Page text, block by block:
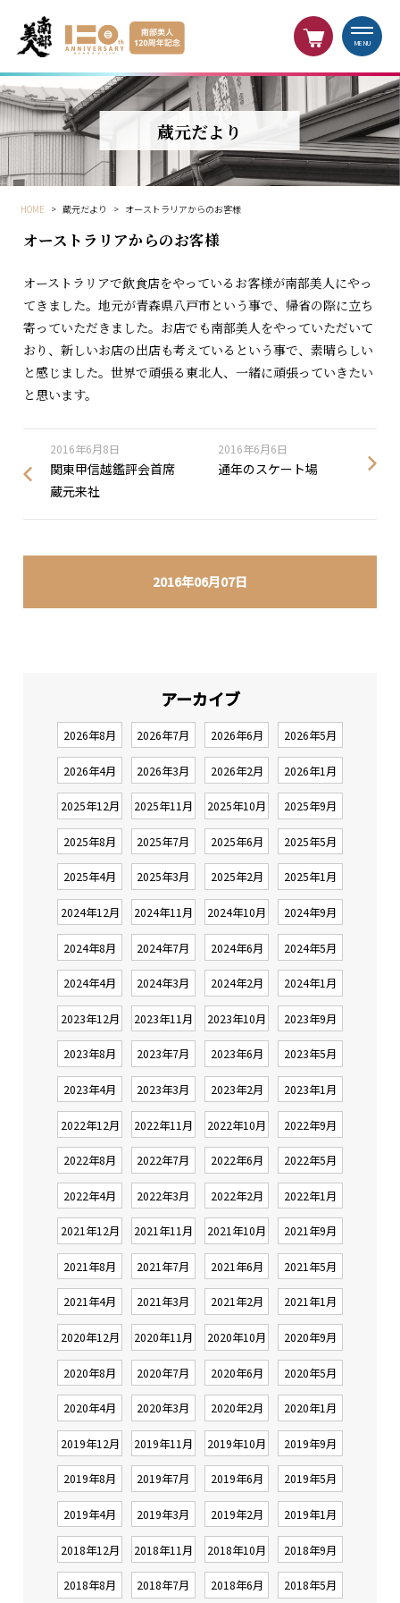
MENU
蔵元だより
HOME > 蔵元だより > オーストラリアからのお客様
2016年06月07日
オーストラリアからのお客様
オーストラリアで飲食店をやっているお客様が南部美人にやっ
てきました。地元が青森県八戸市という事で、帰省の際に立ち
寄っていただきました。お店でも南部美人をやっていただいて
おり、新しいお店の出店も考えているという事で、素晴らしい
と感じました。世界で頑張る東北人、一緒に頑張っていきたい
と思います。
2016年6月8日
関東甲信越鑑評会首席
蔵元来社
2016年6月6日
通年のスケート場
アーカイブ
2026年8月 2026年7月 2026年6月 2026年5月
2026年4月 2026年3月 2026年2月 2026年1月
2025年12月 2025年11月 2025年10月 2025年9月
2025年8月 2025年7月 2025年6月 2025年5月
2025年4月 2025年3月 2025年2月 2025年1月
2024年12月 2024年11月 2024年10月 2024年9月
2024年8月 2024年7月 2024年6月 2024年5月
2024年4月 2024年3月 2024年2月 2024年1月
2023年12月 2023年11月 2023年10月 2023年9月
2023年8月 2023年7月 2023年6月 2023年5月
2023年4月 2023年3月 2023年2月 2023年1月
2022年12月 2022年11月 2022年10月 2022年9月
2022年8月 2022年7月 2022年6月 2022年5月
2022年4月 2022年3月 2022年2月 2022年1月
2021年12月 2021年11月 2021年10月 2021年9月
2021年8月 2021年7月 2021年6月 2021年5月
2021年4月 2021年3月 2021年2月 2021年1月
2020年12月 2020年11月 2020年10月 2020年9月
2020年8月 2020年7月 2020年6月 2020年5月
2020年4月 2020年3月 2020年2月 2020年1月
2019年12月 2019年11月 2019年10月 2019年9月
2019年8月 2019年7月 2019年6月 2019年5月
2019年4月 2019年3月 2019年2月 2019年1月
2018年12月 2018年11月 2018年10月 2018年9月
2018年8月 2018年7月 2018年6月 2018年5月